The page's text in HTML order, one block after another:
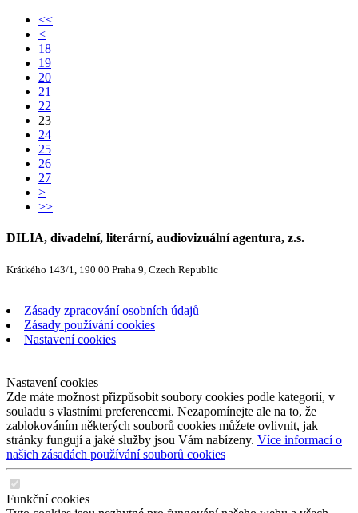
<<
<
18
19
20
21
22
23
24
25
26
27
>
>>
DILIA, divadelní, literární, audiovizuální agentura, z.s.
Krátkého 143/1, 190 00 Praha 9, Czech Republic
Zásady zpracování osobních údajů
Zásady používání cookies
Nastavení cookies
Nastavení cookies
Zde máte možnost přizpůsobit soubory cookies podle kategorií, v
souladu s vlastními preferencemi. Nezapomínejte ale na to, že
zablokováním některých souborů cookies můžete ovlivnit, jak
stránky fungují a jaké služby jsou Vám nabízeny. Více informací o
našich zásadách používání souborů cookies
Funkční cookies